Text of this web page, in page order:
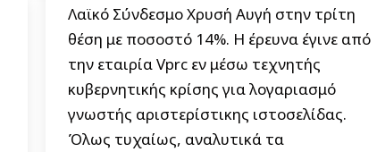
Λαϊκό Σύνδεσμο Χρυσή Αυγή στην τρίτη
θέση με ποσοστό 14%. Η έρευνα έγινε από
την εταιρία Vprc εν μέσω τεχνητής
κυβερνητικής κρίσης για λογαριασμό
γνωστής αριστερίστικης ιστοσελίδας.
Όλως τυχαίως, αναλυτικά τα